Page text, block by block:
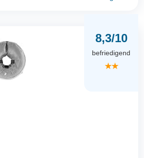
8,3/10
befriedigend
★★